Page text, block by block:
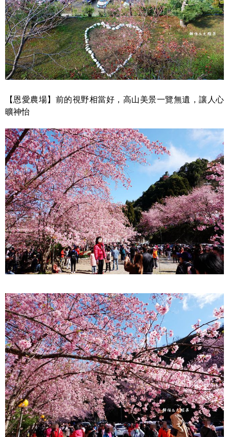
【恩愛農場】前的視野相當好，高山美景一覽無遺，讓人心
曠神怡